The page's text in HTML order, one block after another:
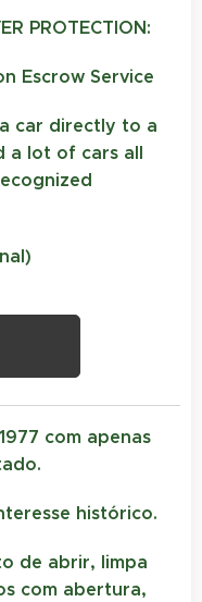
PROTECTION:
Escrow Service
car directly to a
a lot of cars all
com apenas
histórico.
de abrir, limpa
com abertura,